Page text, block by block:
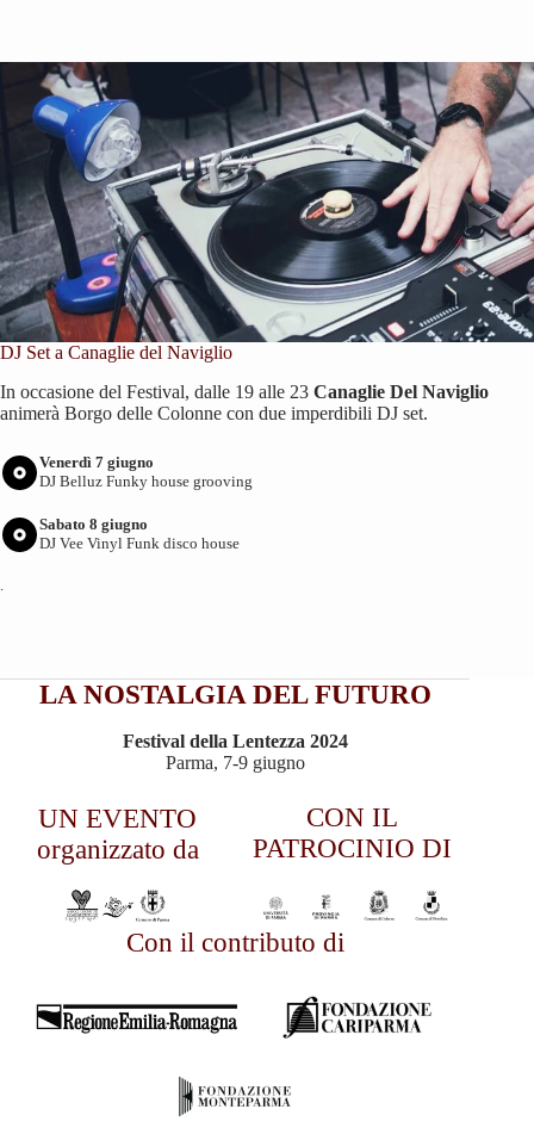
DJ Set a Canaglie del Naviglio
In occasione del Festival, dalle 19 alle 23 Canaglie Del Naviglio
animerà Borgo delle Colonne con due imperdibili DJ set.
Venerdì 7 giugno
DJ Belluz Funky house grooving
Sabato 8 giugno
DJ Vee Vinyl Funk disco house
.
LA NOSTALGIA DEL FUTURO
Festival della Lentezza 2024
Parma, 7-9 giugno
UN EVENTO
organizzato da
CON IL
PATROCINIO DI
Con il contributo di